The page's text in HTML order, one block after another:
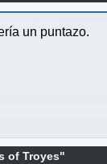
un puntazo.
of Troyes"